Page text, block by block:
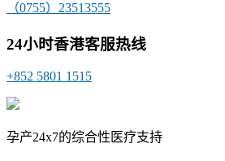
（0755）23513555
24小时香港客服热线
+852 5801 1515
孕产24x7的综合性医疗支持